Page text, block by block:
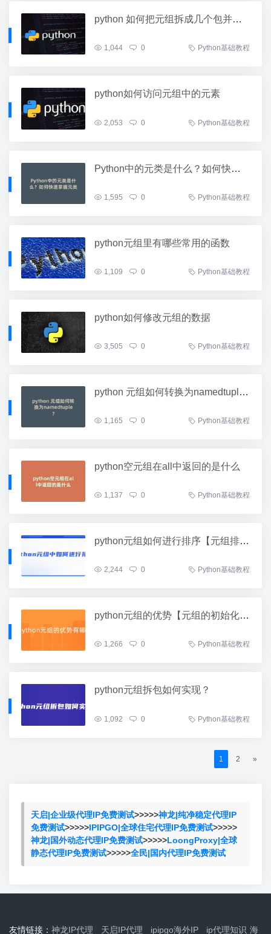
python 如何把元组拆成几个包并输出
1,044 0 Python基础教程
python如何访问元组中的元素
2,053 0 Python基础教程
Python中的元类是什么？如何快速掌握元类
1,595 0 Python基础教程
python元组里有哪些常用的函数
1,109 0 Python基础教程
python如何修改元组的数据
3,505 0 Python基础教程
python 元组如何转换为namedtuple？
1,165 0 Python基础教程
python空元组在all中返回的是什么
1,137 0 Python基础教程
python元组如何进行排序【元组排序实例】
2,244 0 Python基础教程
python元组的优势【元组的初始化及操作】
1,266 0 Python基础教程
python元组拆包如何实现？
1,092 0 Python基础教程
1 2 »
天启|企业级代理IP免费测试>>>>>神龙|纯净稳定代理IP
免费测试>>>>>IPIPGO|全球住宅代理IP免费测试>>>>>
神龙|国外动态代理IP免费测试>>>>>LoongProxy|全球
静态代理IP免费测试>>>>>全民|国内代理IP免费测试
友情链接： 神龙IP代理 天启IP代理 ipipgo海外IP ip代理知识 海